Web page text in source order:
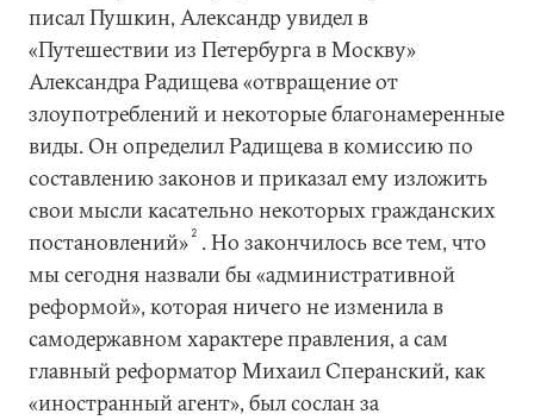
писал Пушкин, Александр увидел в
«Путешествии из Петербурга в Москву»
Александра Радищева «отвращение от
злоупотреблений и некоторые благонамеренные
виды. Он определил Радищева в комиссию по
составлению законов и приказал ему изложить
свои мысли касательно некоторых гражданских
постановлений» 2 . Но закончилось все тем, что
мы сегодня назвали бы «административной
реформой», которая ничего не изменила в
самодержавном характере правления, а сам
главный реформатор Михаил Сперанский, как
«иностранный агент», был сослан за